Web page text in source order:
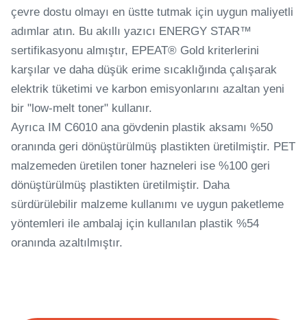
çevre dostu olmayı en üstte tutmak için uygun maliyetli
adımlar atın. Bu akıllı yazıcı ENERGY STAR™
sertifikasyonu almıştır, EPEAT® Gold kriterlerini
karşılar ve daha düşük erime sıcaklığında çalışarak
elektrik tüketimi ve karbon emisyonlarını azaltan yeni
bir "low-melt toner" kullanır.
Ayrıca IM C6010 ana gövdenin plastik aksamı %50
oranında geri dönüştürülmüş plastikten üretilmiştir. PET
malzemeden üretilen toner hazneleri ise %100 geri
dönüştürülmüş plastikten üretilmiştir. Daha
sürdürülebilir malzeme kullanımı ve uygun paketleme
yöntemleri ile ambalaj için kullanılan plastik %54
oranında azaltılmıştır.